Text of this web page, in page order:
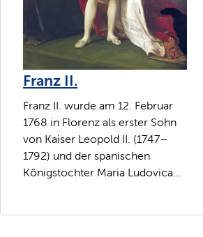
Franz II.
Franz II. wurde am 12. Februar
1768 in Florenz als erster Sohn
von Kaiser Leopold II. (1747–
1792) und der spanischen
Königstochter Maria Ludovica...